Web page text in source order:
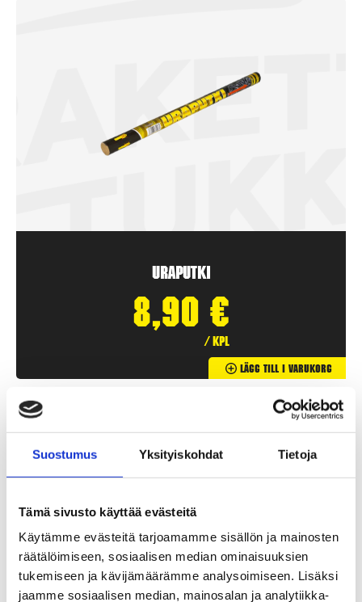
Suostumus Yksityiskohdat Tietoja
Tämä sivusto käyttää evästeitä
Käytämme evästeitä tarjoamamme sisällön ja mainosten
räätälöimiseen, sosiaalisen median ominaisuuksien
tukemiseen ja kävijämäärämme analysoimiseen. Lisäksi
jaamme sosiaalisen median, mainosalan ja analytiikka-
Uraputki
8,90 €
/ kpl
Lägg Till I Varukorg